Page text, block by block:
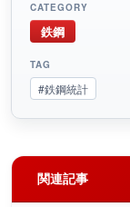
CATEGORY
鉄鋼
TAG
#鉄鋼統計
関連記事